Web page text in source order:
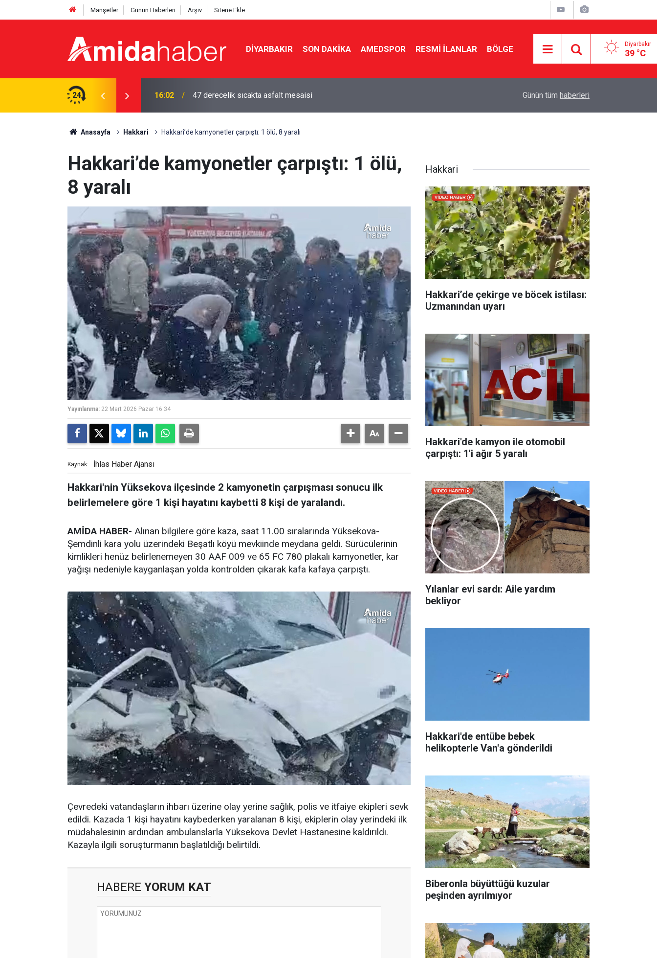
Manşetler Günün Haberleri Arşiv Sitene Ekle
DIYARBAKIR SON DAKIKA AMEDSPOR RESMI İLANLAR BÖLGE Diyarbakır
39 °C
24 16:02 47 derecelik sıcakta asfalt mesaisi Amedspor’un gol kralı Diagne Antalyaspor
Günün tüm haberleri
Anasayfa Hakkari Hakkari’de kamyonetler çarpıştı: 1 ölü, 8 yaralı
Hakkari’de kamyonetler çarpıştı: 1 ölü,
8 yaralı
Yayınlanma: 22 Mart 2026 Pazar 16:34
Kaynak: İhlas Haber Ajansı
Hakkari'nin Yüksekova ilçesinde 2 kamyonetin çarpışması sonucu ilk
belirlemelere göre 1 kişi hayatını kaybetti 8 kişi de yaralandı.
AMİDA HABER- Alınan bilgilere göre kaza, saat 11.00 sıralarında Yüksekova-
Şemdinli kara yolu üzerindeki Beşatlı köyü mevkiinde meydana geldi. Sürücülerinin
kimlikleri henüz belirlenemeyen 30 AAF 009 ve 65 FC 780 plakalı kamyonetler, kar
yağışı nedeniyle kayganlaşan yolda kontrolden çıkarak kafa kafaya çarpıştı.
Çevredeki vatandaşların ihbarı üzerine olay yerine sağlık, polis ve itfaiye ekipleri sevk
edildi. Kazada 1 kişi hayatını kaybederken yaralanan 8 kişi, ekiplerin olay yerindeki ilk
müdahalesinin ardından ambulanslarla Yüksekova Devlet Hastanesine kaldırıldı.
Kazayla ilgili soruşturmanın başlatıldığı belirtildi.
HABERE YORUM KAT
Hakkari
Hakkari’de çekirge ve böcek istilası:
Uzmanından uyarı
Hakkari'de kamyon ile otomobil
çarpıştı: 1'i ağır 5 yaralı
Yılanlar evi sardı: Aile yardım
bekliyor
Hakkari'de entübe bebek
helikopterle Van'a gönderildi
Biberonla büyüttüğü kuzular
peşinden ayrılmıyor